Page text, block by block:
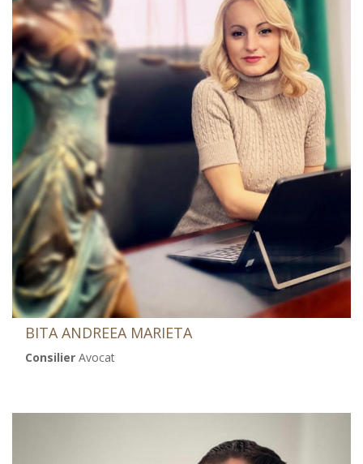
BITA ANDREEA MARIETA
Consilier Avocat